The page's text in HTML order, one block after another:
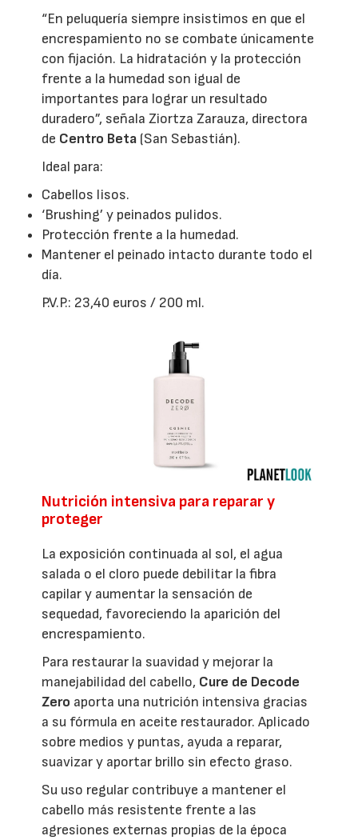
“En peluquería siempre insistimos en que el
encrespamiento no se combate únicamente
con fijación. La hidratación y la protección
frente a la humedad son igual de
importantes para lograr un resultado
duradero”, señala Ziortza Zarauza, directora
de Centro Beta (San Sebastián).
Ideal para:
Cabellos lisos.
‘Brushing’ y peinados pulidos.
Protección frente a la humedad.
Mantener el peinado intacto durante todo el
día.
P.V.P.: 23,40 euros / 200 ml.
Nutrición intensiva para reparar y
proteger
La exposición continuada al sol, el agua
salada o el cloro puede debilitar la fibra
capilar y aumentar la sensación de
sequedad, favoreciendo la aparición del
encrespamiento.
Para restaurar la suavidad y mejorar la
manejabilidad del cabello, Cure de Decode
Zero aporta una nutrición intensiva gracias
a su fórmula en aceite restaurador. Aplicado
sobre medios y puntas, ayuda a reparar,
suavizar y aportar brillo sin efecto graso.
Su uso regular contribuye a mantener el
cabello más resistente frente a las
agresiones externas propias de la época